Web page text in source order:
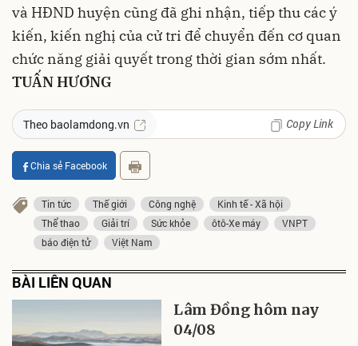
và HĐND huyện cũng đã ghi nhận, tiếp thu các ý
kiến, kiến nghị của cử tri để chuyển đến cơ quan
chức năng giải quyết trong thời gian sớm nhất.
TUẤN HƯƠNG
Theo baolamdong.vn Copy Link
Chia sẻ Facebook
Tin tức Thế giới Công nghệ
Kinh tế - Xã hội
Thể thao
Giải trí Sức khỏe ôtô-Xe máy
VNPT
báo điện tử
Việt Nam
BÀI LIÊN QUAN
Lâm Đồng hôm nay
04/08